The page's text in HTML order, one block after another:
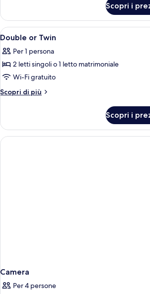
Premium
uso
singolo
Scopri i
Apri
tutte
le
foto
per
Double
Una
4
Double or Twin
Per 1 persona
2 letti singoli o 1 letto matrimoniale
Wi-Fi gratuito
Scopri di più
Altri
or
Twin
Scopri i
Camera
Per 4 persone